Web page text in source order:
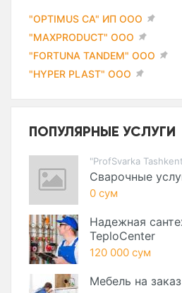
"OPTIMUS CA" ИП ООО
"MAXPRODUCT" ООО
"FORTUNA TANDEM" ООО
"HYPER PLAST" ООО
ПОПУЛЯРНЫЕ УСЛУГИ
"ProfSvarka
Сварочные
0 сум
Надежная
TeploCenter
120 000 сум
Мебель на